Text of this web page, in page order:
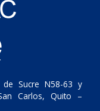
Sucre N58-63 y
Carlos, Quito –